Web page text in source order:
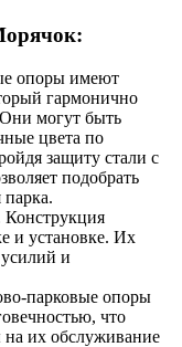
опоры имеют
гармонично
могут быть
цвета по
защиту стали с
подобрать
Конструкция
и установке. Их
и
парковые опоры
что
на их обслуживание